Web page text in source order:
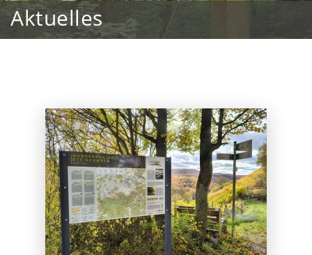
Aktuelles